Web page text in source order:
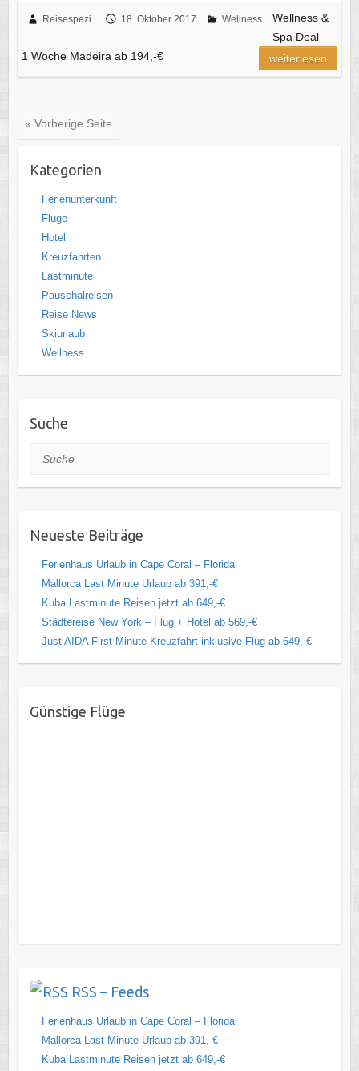
Reisespezi 18. Oktober 2017 Wellness
Wellness &
Spa Deal –
1 Woche Madeira ab 194,-€
weiterlesen
« Vorherige Seite
Kategorien
Ferienunterkunft
Flüge
Hotel
Kreuzfahrten
Lastminute
Pauschalreisen
Reise News
Skiurlaub
Wellness
Suche
Suche
Neueste Beiträge
Ferienhaus Urlaub in Cape Coral – Florida
Mallorca Last Minute Urlaub ab 391,-€
Kuba Lastminute Reisen jetzt ab 649,-€
Städtereise New York – Flug + Hotel ab 569,-€
Just AIDA First Minute Kreuzfahrt inklusive Flug ab 649,-€
Günstige Flüge
RSS – Feeds
Ferienhaus Urlaub in Cape Coral – Florida
Mallorca Last Minute Urlaub ab 391,-€
Kuba Lastminute Reisen jetzt ab 649,-€